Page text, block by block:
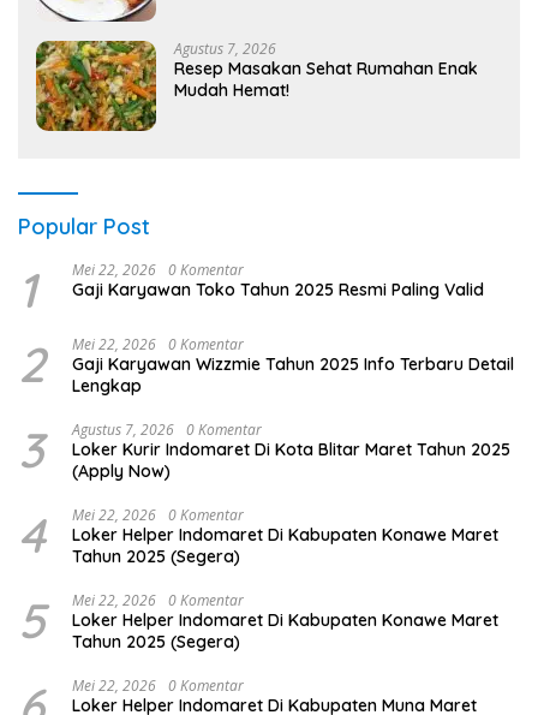
Agustus 7, 2026
Resep Masakan Sehat Rumahan Enak
Mudah Hemat!
Popular Post
1 Mei 22, 2026 0 Komentar
Gaji Karyawan Toko Tahun 2025 Resmi Paling Valid
2 Mei 22, 2026 0 Komentar
Gaji Karyawan Wizzmie Tahun 2025 Info Terbaru Detail
Lengkap
3 Agustus 7, 2026 0 Komentar
Loker Kurir Indomaret Di Kota Blitar Maret Tahun 2025
(Apply Now)
4 Mei 22, 2026 0 Komentar
Loker Helper Indomaret Di Kabupaten Konawe Maret
Tahun 2025 (Segera)
5 Mei 22, 2026 0 Komentar
Loker Helper Indomaret Di Kabupaten Konawe Maret
Tahun 2025 (Segera)
Mei 22, 2026 0 Komentar
Loker Helper Indomaret Di Kabupaten Muna Maret